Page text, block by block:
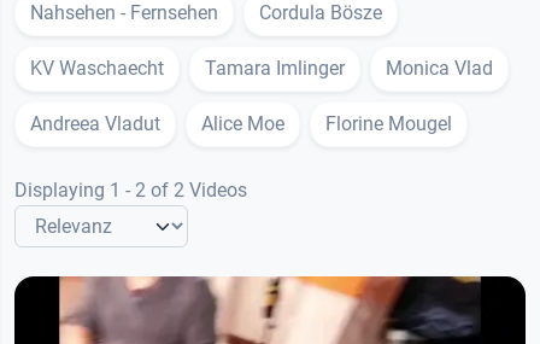
Nahsehen - Fernsehen Cordula Bösze
KV Waschaecht Tamara Imlinger Monica Vlad
Andreea Vladut Alice Moe Florine Mougel
Displaying 1 - 2 of 2 Videos